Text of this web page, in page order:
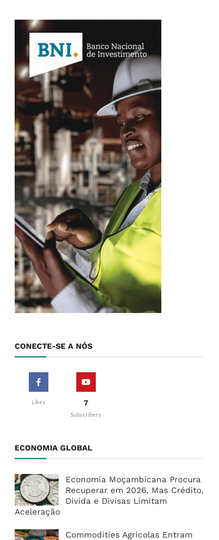
CONECTE-SE A NÓS
Likes 7
Subscribers
ECONOMIA GLOBAL
Economia Moçambicana Procura
Recuperar em 2026, Mas Crédito,
Dívida e Divisas Limitam
Aceleração
Commodities Agrícolas Entram